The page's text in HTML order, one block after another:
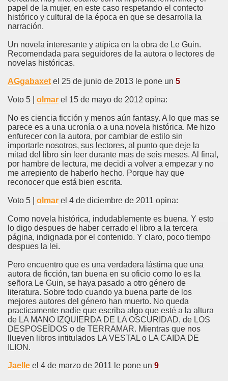
papel de la mujer, en este caso respetando el contecto
histórico y cultural de la época en que se desarrolla la
narración.
Un novela interesante y atípica en la obra de Le Guin.
Recomendada para seguidores de la autora o lectores de
novelas históricas.
AGgabaxet el 25 de junio de 2013 le pone un 5
Voto 5 | olmar el 15 de mayo de 2012 opina:
No es ciencia ficción y menos aún fantasy. A lo que mas se
parece es a una ucronía o a una novela histórica. Me hizo
enfurecer con la autora, por cambiar de estilo sin
importarle nosotros, sus lectores, al punto que deje la
mitad del libro sin leer durante mas de seis meses. Al final,
por hambre de lectura, me decidi a volver a empezar y no
me arrepiento de haberlo hecho. Porque hay que
reconocer que está bien escrita.
Voto 5 | olmar el 4 de diciembre de 2011 opina:
Como novela histórica, indudablemente es buena. Y esto
lo digo despues de haber cerrado el libro a la tercera
página, indignada por el contenido. Y claro, poco tiempo
despues la lei.
Pero encuentro que es una verdadera lástima que una
autora de ficción, tan buena en su oficio como lo es la
señora Le Guin, se haya pasado a otro género de
literatura. Sobre todo cuando ya buena parte de los
mejores autores del género han muerto. No queda
practicamente nadie que escriba algo que esté a la altura
de LA MANO IZQUIERDA DE LA OSCURIDAD, de LOS
DESPOSEÍDOS o de TERRAMAR. Mientras que nos
llueven libros intitulados LA VESTAL o LA CAIDA DE
ILION.
Jaelle el 4 de marzo de 2011 le pone un 9